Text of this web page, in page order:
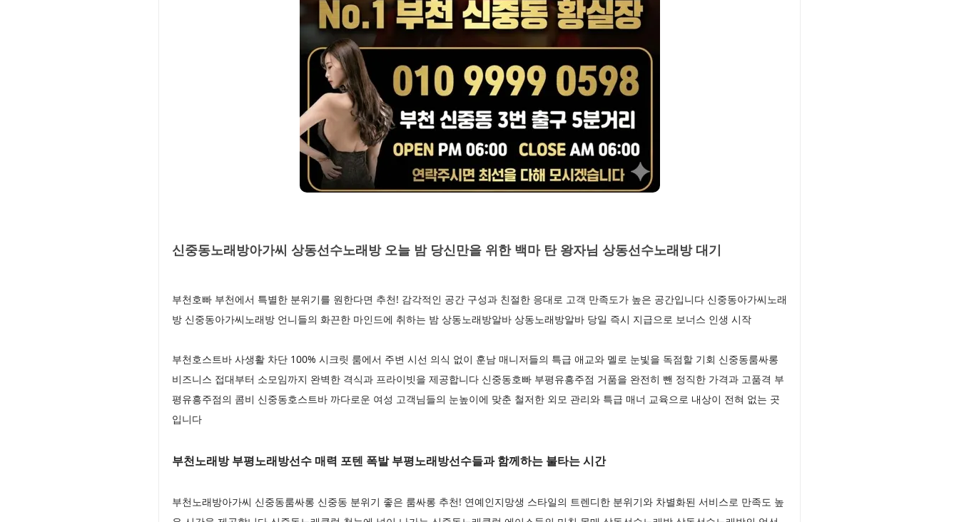
신중동노래방아가씨 상동선수노래방 오늘 밤 당신만을 위한 백마 탄 왕자님 상동선수노래방 대기
부천호빠 부천에서 특별한 분위기를 원한다면 추천! 감각적인 공간 구성과 친절한 응대로 고객 만족도가 높은 공간입니다 신중동아가씨노래
방 신중동아가씨노래방 언니들의 화끈한 마인드에 취하는 밤 상동노래방알바 상동노래방알바 당일 즉시 지급으로 보너스 인생 시작
부천호스트바 사생활 차단 100% 시크릿 룸에서 주변 시선 의식 없이 훈남 매니저들의 특급 애교와 멜로 눈빛을 독점할 기회 신중동룸싸롱
비즈니스 접대부터 소모임까지 완벽한 격식과 프라이빗을 제공합니다 신중동호빠 부평유흥주점 거품을 완전히 뺀 정직한 가격과 고품격 부
평유흥주점의 콤비 신중동호스트바 까다로운 여성 고객님들의 눈높이에 맞춘 철저한 외모 관리와 특급 매너 교육으로 내상이 전혀 없는 곳
입니다
부천노래방 부평노래방선수 매력 포텐 폭발 부평노래방선수들과 함께하는 불타는 시간
부천노래방아가씨 신중동룸싸롱 신중동 분위기 좋은 룸싸롱 추천! 연예인지망생 스타일의 트렌디한 분위기와 차별화된 서비스로 만족도 높